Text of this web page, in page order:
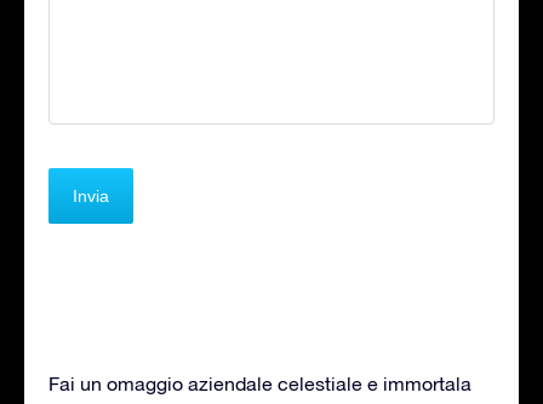
Fai un omaggio aziendale celestiale e immortala